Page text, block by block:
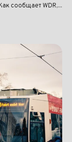
сообщает WDR,...